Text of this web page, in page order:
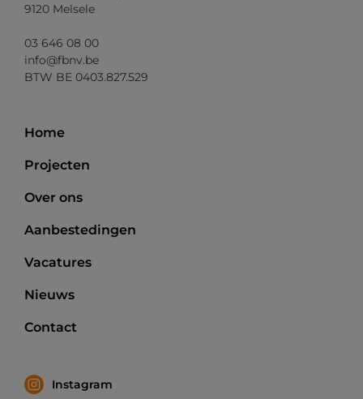
9120 Melsele
03 646 08 00
info@fbnv.be
BTW BE 0403.827.529
Home
Projecten
Over ons
Aanbestedingen
Vacatures
Nieuws
Contact
Instagram